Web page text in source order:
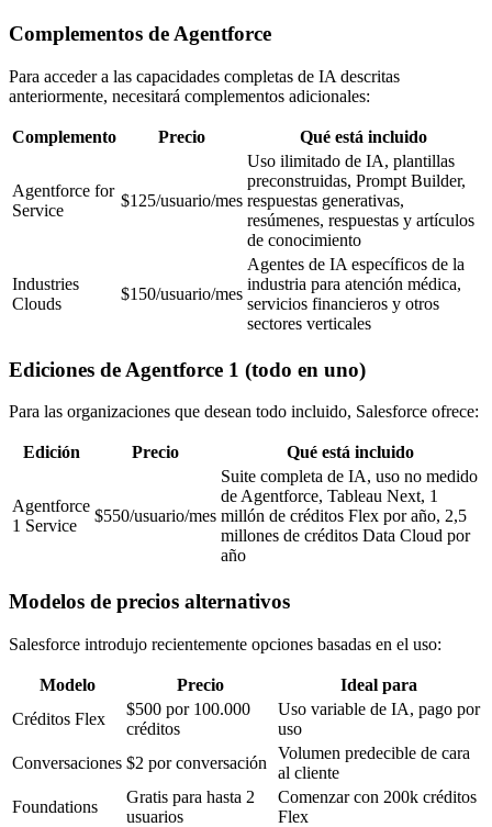
Complementos de Agentforce
Para acceder a las capacidades completas de IA descritas
anteriormente, necesitará complementos adicionales:
Complemento Precio Qué está incluido
Agentforce for
Service
$125/usuario/mes
Uso ilimitado de IA, plantillas
preconstruidas, Prompt Builder,
respuestas generativas,
resúmenes, respuestas y artículos
de conocimiento
Industries
Clouds
$150/usuario/mes
Agentes de IA específicos de la
industria para atención médica,
servicios financieros y otros
sectores verticales
Ediciones de Agentforce 1 (todo en uno)
Para las organizaciones que desean todo incluido, Salesforce ofrece:
Edición Precio Qué está incluido
Agentforce
1 Service
$550/usuario/mes
Suite completa de IA, uso no medido
de Agentforce, Tableau Next, 1
millón de créditos Flex por año, 2,5
millones de créditos Data Cloud por
año
Modelos de precios alternativos
Salesforce introdujo recientemente opciones basadas en el uso:
Modelo Precio
Ideal para
Créditos Flex
$500 por 100.000
créditos
Uso variable de IA, pago por
uso
Conversaciones $2 por conversación
Volumen predecible de cara
al cliente
Foundations
Gratis para hasta 2
usuarios
Comenzar con 200k créditos
Flex